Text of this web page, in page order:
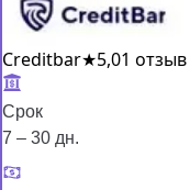
Creditbar★5,01 отзыв
Срок
7 – 30 дн.